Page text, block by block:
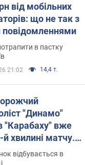
від мобільних
що не так з
в пастку
21:02 14,4 т.
"Динамо"
"Карабаху" вже
й хвилині матчу.
відбувається в